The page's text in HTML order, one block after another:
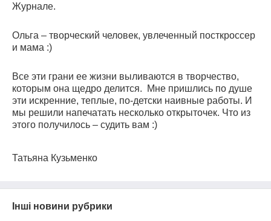
Журнале.
Ольга – творческий человек, увлеченный посткроссер
и мама :)
Все эти грани ее жизни выливаются в творчество,
которым она щедро делится. Мне пришлись по душе
эти искренние, теплые, по-детски наивные работы. И
мы решили напечатать несколько открыточек. Что из
этого получилось – судить вам :)
Татьяна Кузьменко
Інші новини рубрики